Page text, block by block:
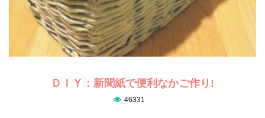
ＤＩＹ：新聞紙で便利なかご作り!
46331